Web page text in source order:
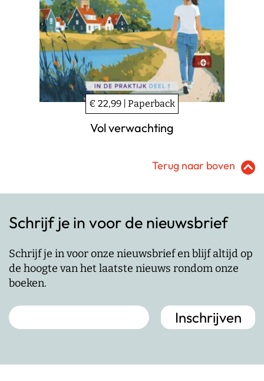
€ 22,99 | Paperback
Vol verwachting
Terug naar boven
Schrijf je in voor de nieuwsbrief
Schrijf je in voor onze nieuwsbrief en blijf altijd op
de hoogte van het laatste nieuws rondom onze
boeken.